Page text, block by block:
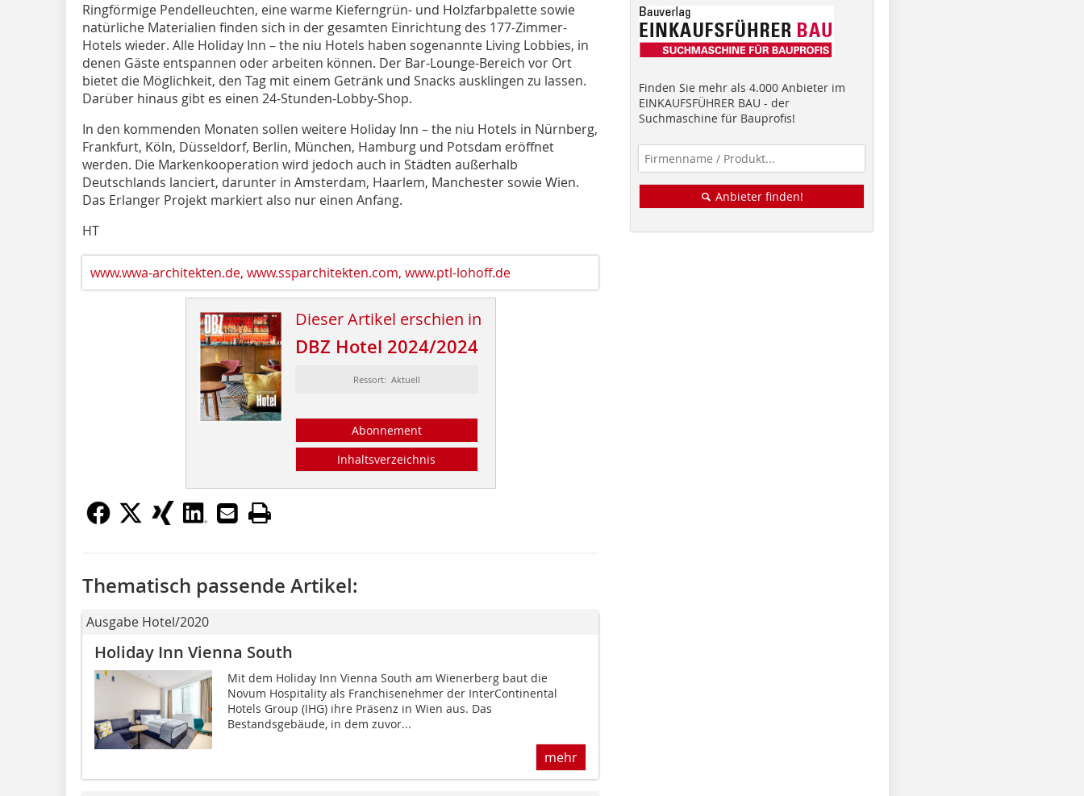
Ringförmige Pendelleuchten, eine warme Kieferngrün- und Holzfarbpalette sowie
natürliche Materialien finden sich in der gesamten Einrichtung des 177-Zimmer-
Hotels wieder. Alle Holiday Inn – the niu Hotels haben sogenannte Living Lobbies, in
denen Gäste entspannen oder arbeiten können. Der Bar-Lounge-Bereich vor Ort
bietet die Möglichkeit, den Tag mit einem Getränk und Snacks ausklingen zu lassen.
Darüber hinaus gibt es einen 24-Stunden-Lobby-Shop.
In den kommenden Monaten sollen weitere Holiday Inn – the niu Hotels in Nürnberg,
Frankfurt, Köln, Düsseldorf, Berlin, München, Hamburg und Potsdam eröffnet
werden. Die Markenkooperation wird jedoch auch in Städten außerhalb
Deutschlands lanciert, darunter in Amsterdam, Haarlem, Manchester sowie Wien.
Das Erlanger Projekt markiert also nur einen Anfang.
HT
www.wwa-architekten.de, www.ssparchitekten.com, www.ptl-lohoff.de
Dieser Artikel erschien in
DBZ Hotel 2024/2024
Ressort: Aktuell
Abonnement
Inhaltsverzeichnis
Thematisch passende Artikel:
Ausgabe Hotel/2020
Holiday Inn Vienna South
Mit dem Holiday Inn Vienna South am Wienerberg baut die
Novum Hospitality als Franchisenehmer der InterContinental
Hotels Group (IHG) ihre Präsenz in Wien aus. Das
Bestandsgebäude, in dem zuvor...
mehr
Finden Sie mehr als 4.000 Anbieter im
EINKAUFSFÜHRER BAU - der
Suchmaschine für Bauprofis!
Anbieter finden!